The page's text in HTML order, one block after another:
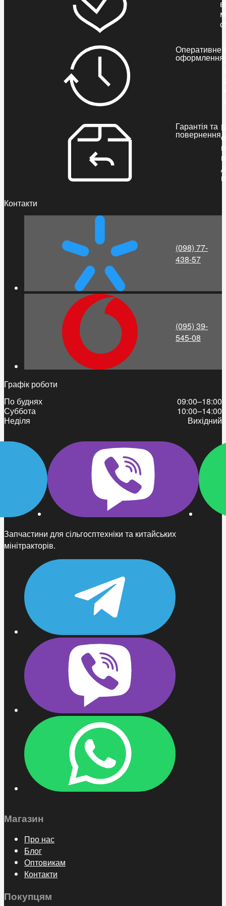
Оперативне
оформлення
Гарантія та
повернення
Запчастини для сільгосптехніки та китайських
мінітракторів.
Магазин
Про нас
Блог
Оптовикам
Контакти
Покупцям
Контакти
(098) 77-
438-57
(095) 39-
545-08
Графік роботи
По буднях
09:00–18:00
Суббота
10:00–14:00
Неділя
Вихідний